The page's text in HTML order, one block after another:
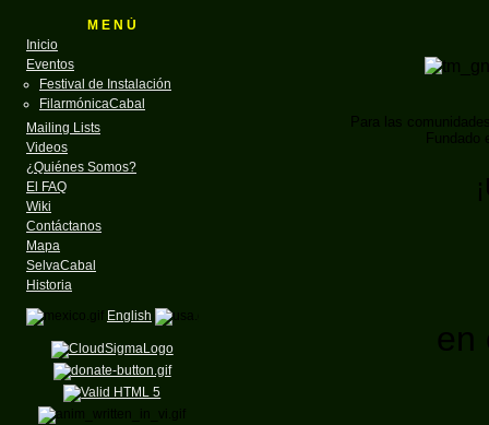
M E N Ú
Inicio
Eventos
Festival de Instalación
FilarmónicaCabal
Mailing Lists
Videos
¿Quiénes Somos?
El FAQ
Wiki
Contáctanos
Mapa
SelvaCabal
Historia
English
Para las
Fundado
en